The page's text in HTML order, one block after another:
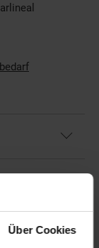
Über Cookies